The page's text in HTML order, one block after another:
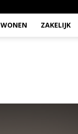
WONEN ZAKELIJK